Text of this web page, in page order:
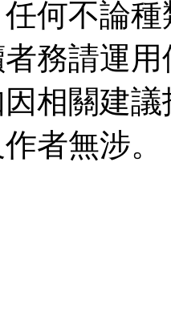
何不論
務請運
相關建
者無涉